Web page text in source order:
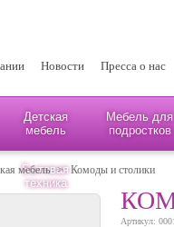
Новости Пресса о нас
Детская
мебель
Мебель для
подростков
Бытовая
техника
мебель > Комоды и столики
Артикул: